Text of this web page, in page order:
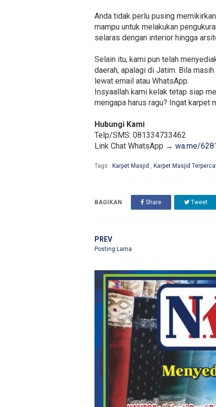
Anda tidak perlu pusing
mampu untuk melakukan
selaras dengan interior hingga
Selain itu, kami pun telah
daerah, apalagi di Jatim. Bila
lewat email atau WhatsApp.
Insyaallah kami kelak tetap siap
mengapa harus ragu? Ingat karpet
Hubungi Kami
Telp/SMS: 081334733462
Link Chat WhatsApp → wa.me/
Tags : Karpet Masjid , Karpet Masjid
BAGIKAN Share Tweet
PREV
Posting Lama